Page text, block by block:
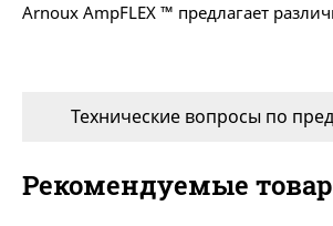
Arnoux AmpFLEX ™ предлагает
Технические вопросы по
Рекомендуемые